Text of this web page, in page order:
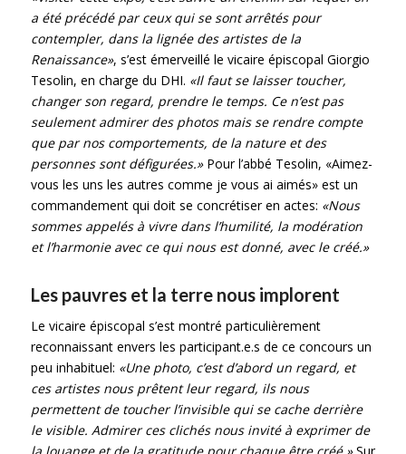
a été précédé par ceux qui se sont arrêtés pour
contempler, dans la lignée des artistes de la
Renaissance», s’est émerveillé le vicaire épiscopal Giorgio
Tesolin, en charge du DHI. «Il faut se laisser toucher,
changer son regard, prendre le temps. Ce n’est pas
seulement admirer des photos mais se rendre compte
que par nos comportements, de la nature et des
personnes sont défigurées.» Pour l’abbé Tesolin, «Aimez-
vous les uns les autres comme je vous ai aimés» est un
commandement qui doit se concrétiser en actes: «Nous
sommes appelés à vivre dans l’humilité, la modération
et l’harmonie avec ce qui nous est donné, avec le créé.»
Les pauvres et la terre nous implorent
Le vicaire épiscopal s’est montré particulièrement
reconnaissant envers les participant.e.s de ce concours un
peu inhabituel: «Une photo, c’est d’abord un regard, et
ces artistes nous prêtent leur regard, ils nous
permettent de toucher l’invisible qui se cache derrière
le visible. Admirer ces clichés nous invité à exprimer de